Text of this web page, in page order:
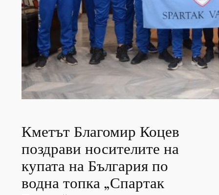
Кметът Благомир Коцев
поздрави носителите на
купата на България по
водна топка „Спартак